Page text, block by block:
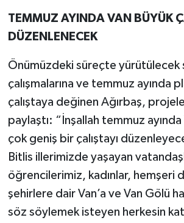
TEMMUZ AYINDA VAN BÜYÜK
DÜZENLENECEK
Önümüzdeki süreçte yürütülecek
çalışmalarına ve temmuz ayında
çalıştaya değinen Ağırbaş,
paylaştı: “İnşallah temmuz
çok geniş bir çalıştayı
Bitlis illerimizde yaşayan
öğrencilerimiz, kadınlar, hemşeri
şehirlere dair Van’a ve Van Gölü
söz söylemek isteyen herkesin